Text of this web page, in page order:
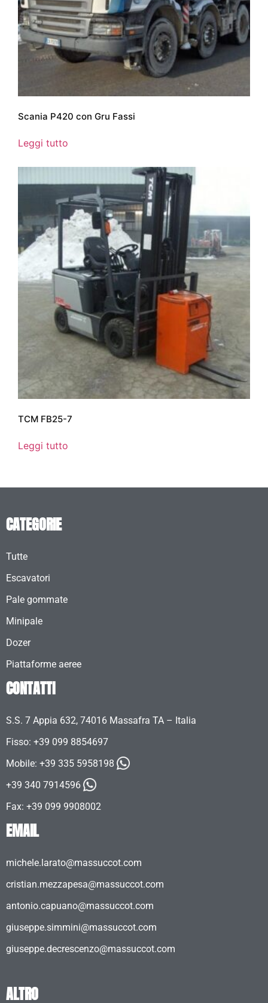
Scania P420 con Gru Fassi
Leggi tutto
TCM FB25-7
Leggi tutto
CATEGORIE
Tutte
Escavatori
Pale gommate
Minipale
Dozer
Piattaforme aeree
CONTATTI
S.S. 7 Appia 632, 74016 Massafra TA – Italia
Fisso: +39 099 8854697
Mobile: +39 335 5958198
+39 340 7914596
Fax: +39 099 9908002
EMAIL
michele.larato@massuccot.com
cristian.mezzapesa@massuccot.com
antonio.capuano@massuccot.com
giuseppe.simmini@massuccot.com
giuseppe.decrescenzo@massuccot.com
ALTRO